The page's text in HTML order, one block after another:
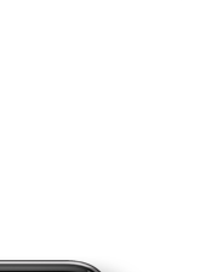
Размер 37